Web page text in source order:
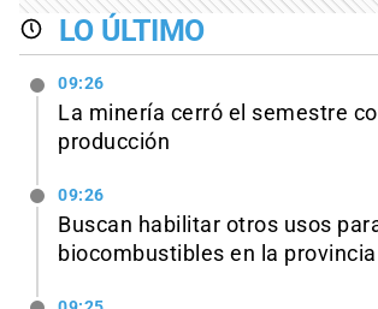
LO ÚLTIMO
09:26
La minería cerró el semestre
producción
09:26
Buscan habilitar otros usos
biocombustibles en la